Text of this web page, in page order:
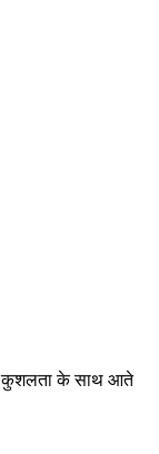
कुशलता के साथ आते